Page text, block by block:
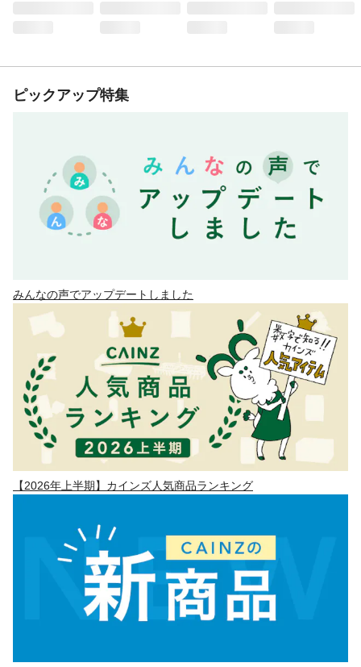
ピックアップ特集
みんなの声でアップデートしました
【2026年上半期】カインズ人気商品ランキング